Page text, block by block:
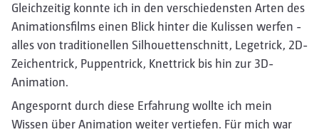
Gleichzeitig konnte ich in den verschiedensten Arten des
Animationsfilms einen Blick hinter die Kulissen werfen -
alles von traditionellen Silhouettenschnitt, Legetrick, 2D-
Zeichentrick, Puppentrick, Knettrick bis hin zur 3D-
Animation.
Angespornt durch diese Erfahrung wollte ich mein
Wissen über Animation weiter vertiefen. Für mich war